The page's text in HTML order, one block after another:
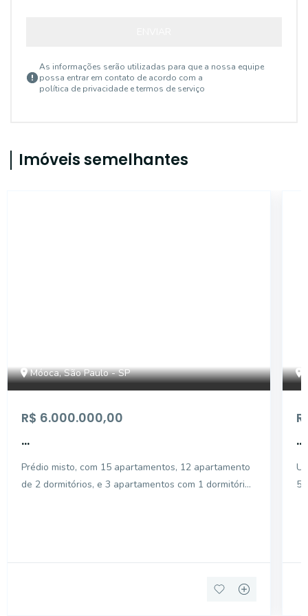
As informações serão utilizadas para que a nossa equipe
possa entrar em contato de acordo com a
política de privacidade e termos de serviço
Imóveis semelhantes
Móoca, São Paulo - SP
R$ 6.000.000,00
...
Prédio misto, com 15 apartamentos, 12 apartamento
de 2 dormitórios, e 3 apartamentos com 1 dormitório,
...